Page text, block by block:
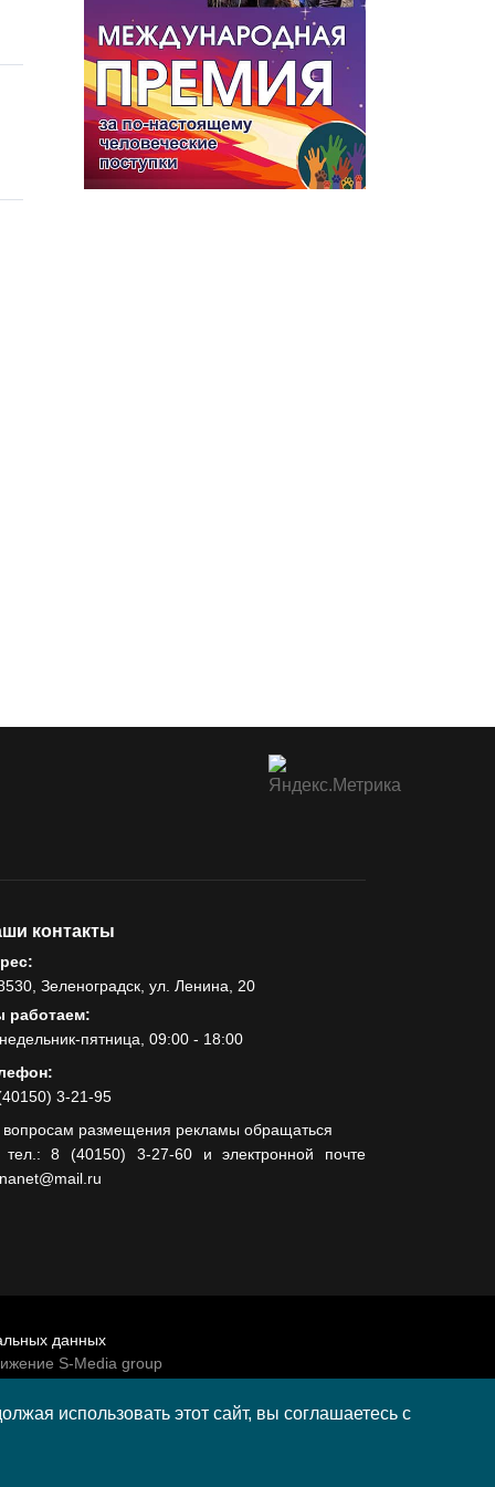
контакты
Зеленоградск, ул. Ленина, 20
работаем:
пятница, 09:00 - 18:00
3-21-95
размещения рекламы обращаться
тел.: 8 (40150) 3-27-60 и электронной почте
данных
S-Media group
использовать этот сайт, вы соглашаетесь с